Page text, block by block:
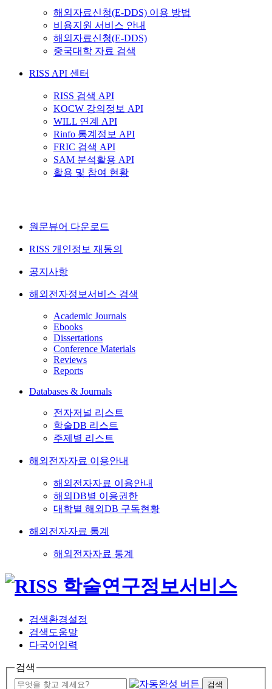
해외자료신청(E-DDS) 이용 방법
비용지원 서비스 안내
해외자료신청(E-DDS)
중국대학 자료 검색
RISS API 센터
RISS 검색 API
KOCW 강의정보 API
WILL 연계 API
Rinfo 통계정보 API
FRIC 검색 API
SAM 분석활용 API
활용 및 참여 현황
원문뷰어 다운로드
RISS 개인정보 재동의
공지사항
해외전자정보서비스 검색
Academic Journals
Ebooks
Dissertations
Conference Materials
Reviews
Reports
Databases & Journals
전자저널 리스트
학술DB 리스트
주제별 리스트
해외전자자료 이용안내
해외전자자료 이용안내
해외DB별 이용권한
대학별 해외DB 구독현황
해외전자자료 통계
해외전자자료 통계
검색환경설정
검색도움말
다국어입력
검색
검색